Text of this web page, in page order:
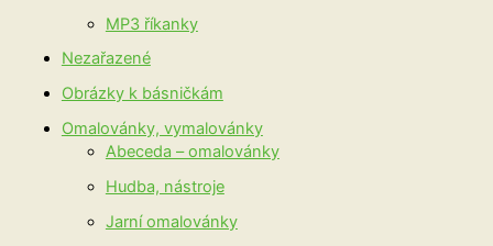
MP3 říkanky
Nezařazené
Obrázky k básničkám
Omalovánky, vymalovánky
Abeceda – omalovánky
Hudba, nástroje
Jarní omalovánky